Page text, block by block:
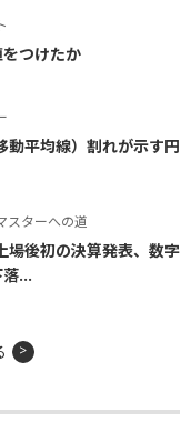
つけたか
動平均線）割れが示す円
スターへの道
場後初の決算発表、数字
...